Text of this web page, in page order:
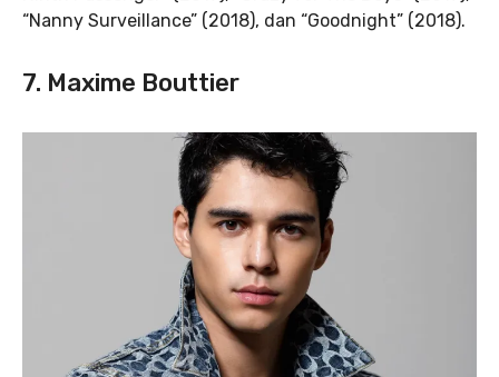
“Nanny Surveillance” (2018), dan “Goodnight” (2018).
7. Maxime Bouttier